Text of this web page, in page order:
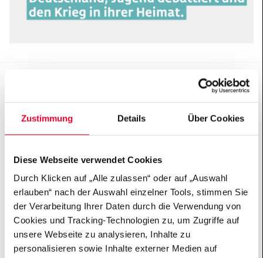
Zustimmung Details Über Cookies
Diese Webseite verwendet Cookies
Durch Klicken auf „Alle zulassen“ oder auf „Auswahl
erlauben“ nach der Auswahl einzelner Tools, stimmen Sie
der Verarbeitung Ihrer Daten durch die Verwendung von
Cookies und Tracking-Technologien zu, um Zugriffe auf
unsere Webseite zu analysieren, Inhalte zu
personalisieren sowie Inhalte externer Medien auf
Interviews & Reportagen
zum Thema
Demokratie stärken